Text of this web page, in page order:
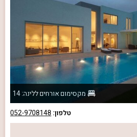
מקסימום אורחים ללינה: 14
טלפון: 052-9708148